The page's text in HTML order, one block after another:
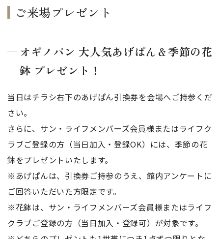
ご来場プレゼント
オギノパン 大人気あげぱん＆季節の花
鉢 プレゼント！
当日はチラシ右下のあげぱん引換券を会場へご持参くだ
さい。
さらに、サン・ライフメンバーズ会員様またはライフク
ラブご登録の方（当日加入・登録OK）には、季節の花
鉢をプレゼントいたします。
※あげぱんは、引換券ご持参のうえ、館内アンケートに
ご回答いただいた方限定です。
※花鉢は、サン・ライフメンバーズ会員様またはライフ
クラブご登録の方（当日加入・登録可）が対象です。